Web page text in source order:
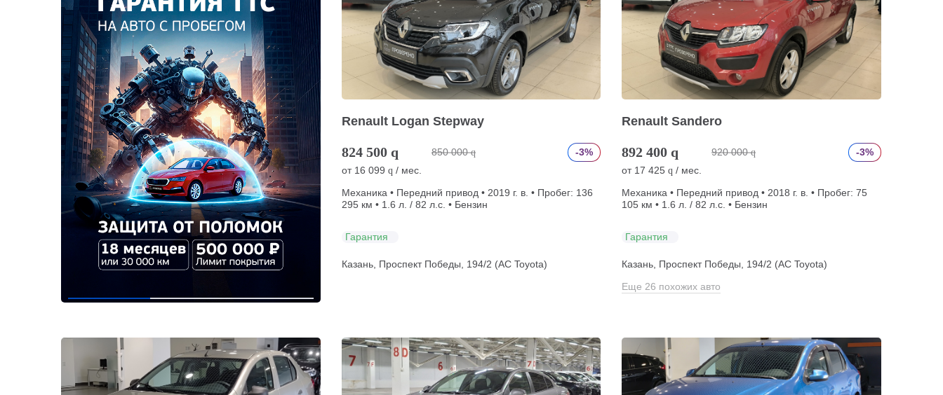
Renault Logan Stepway
824 500 q 850 000 q
-3%
от 16 099 q / мес.
Механика • Передний привод • 2019 г. в. • Пробег: 136
295 км • 1.6 л. / 82 л.с. • Бензин
Гарантия
Казань, Проспект Победы, 194/2 (АС Toyota)
Renault Sandero
892 400 q 920 000 q
-3%
от 17 425 q / мес.
Механика • Передний привод • 2018 г. в. • Пробег: 75
105 км • 1.6 л. / 82 л.с. • Бензин
Гарантия
Казань, Проспект Победы, 194/2 (АС Toyota)
Еще 26 похожих авто